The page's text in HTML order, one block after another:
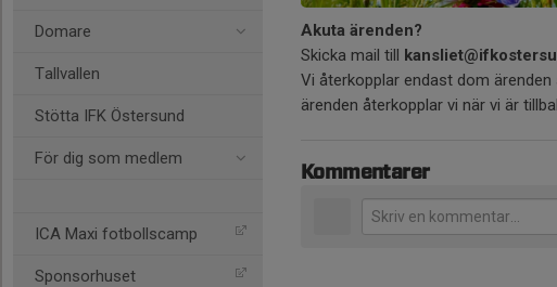
Domare
Tallvallen
Stötta IFK Östersund
För dig som medlem
ICA Maxi fotbollscamp
Sponsorhuset
Akuta ärenden?
Skicka mail till
Vi återkopplar endast dom
ärenden återkopplar vi när vi är
Kommentarer